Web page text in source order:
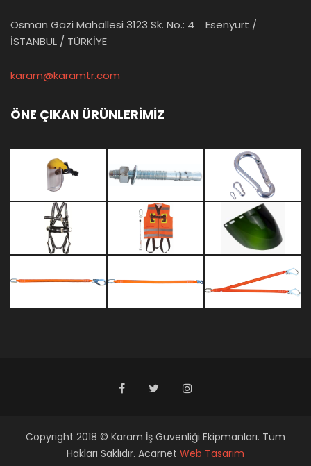
Osman Gazi Mahallesi 3123 Sk. No.: 4 Esenyurt /
İSTANBUL / TÜRKİYE
karam@karamtr.com
ÖNE ÇIKAN ÜRÜNLERİMİZ
Copyright 2018 © Karam İş Güvenliği Ekipmanları. Tüm
Hakları Saklıdır. Acarnet Web Tasarım